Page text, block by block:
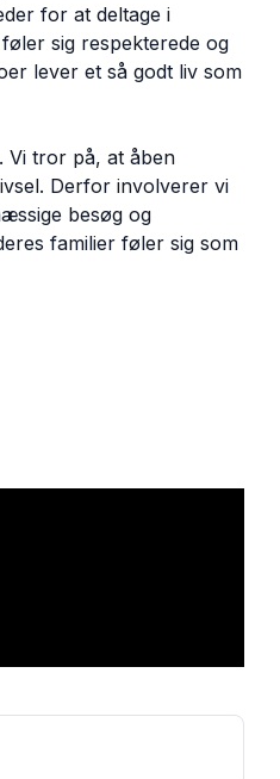
for at deltage i
sig respekterede og
lever et så godt liv som
Vi tror på, at åben
Derfor involverer vi
besøg og
familier føler sig som